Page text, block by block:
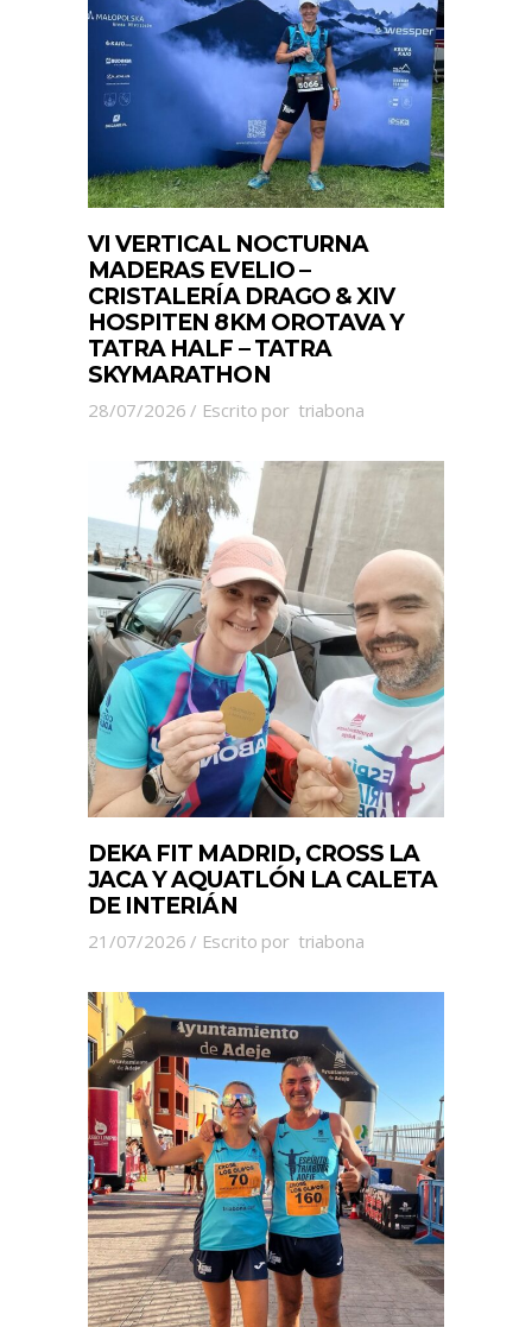
VI VERTICAL NOCTURNA
MADERAS EVELIO –
CRISTALERÍA DRAGO & XIV
HOSPITEN 8KM OROTAVA Y
TATRA HALF – TATRA
SKYMARATHON
28/07/2026 Escrito por triabona
DEKA FIT MADRID, CROSS LA
JACA Y AQUATLÓN LA CALETA
DE INTERIÁN
21/07/2026 Escrito por triabona